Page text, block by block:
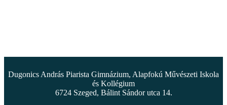
Dugonics András Piarista Gimnázium, Alapfokú Művészeti Iskola
és Kollégium
6724 Szeged, Bálint Sándor utca 14.